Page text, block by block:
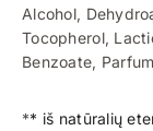
Alcohol,
Tocopherol,
Benzoate,
** iš natūralių